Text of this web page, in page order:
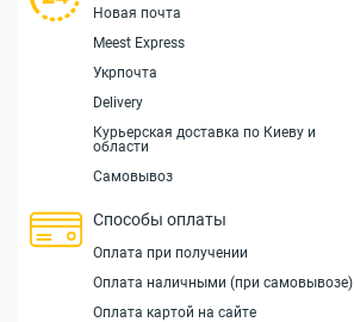
Новая почта
Meest Express
Укрпочта
Delivery
Курьерская доставка по Киеву и
области
Самовывоз
Способы оплаты
Оплата при получении
Оплата наличными (при самовывозе)
Оплата картой на сайте